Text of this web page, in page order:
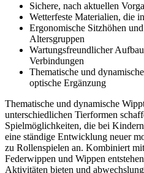
Sichere, nach aktuellen
Wetterfeste Materialien, die
Ergonomische Sitzhöhen
Altersgruppen
Wartungsfreundlicher
Verbindungen
Thematische und
optische Ergänzung
Thematische und dynamische
unterschiedlichen Tierformen
Spielmöglichkeiten, die bei
eine ständige Entwicklung neuer
zu Rollenspielen an. Kombiniert
Federwippen und Wippen
Aktivitäten bieten und